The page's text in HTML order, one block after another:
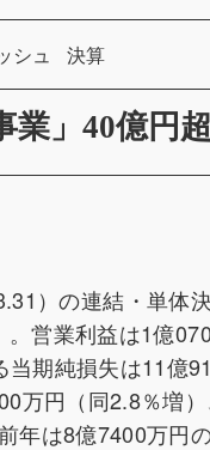
業」40億円
シュ カテゴリー
決算
）の連結・単体
営業利益は1億
期純損失は11億
万円（同2.8％増
年は8億7400万円